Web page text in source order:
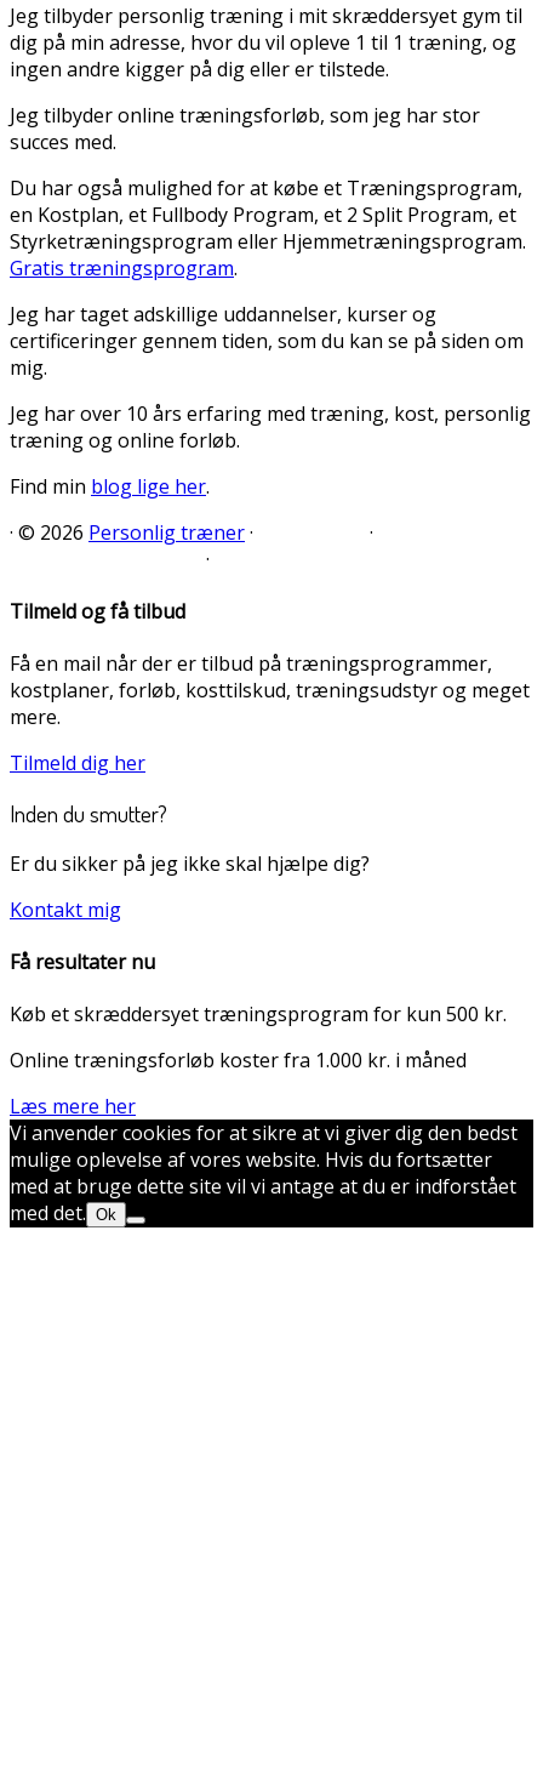
Jeg tilbyder personlig træning i mit skræddersyet gym til
dig på min adresse, hvor du vil opleve 1 til 1 træning, og
ingen andre kigger på dig eller er tilstede.
Jeg tilbyder online træningsforløb, som jeg har stor
succes med.
Du har også mulighed for at købe et Træningsprogram,
en Kostplan, et Fullbody Program, et 2 Split Program, et
Styrketræningsprogram eller Hjemmetræningsprogram.
Gratis træningsprogram.
Jeg har taget adskillige uddannelser, kurser og
certificeringer gennem tiden, som du kan se på siden om
mig.
Jeg har over 10 års erfaring med træning, kost, personlig
træning og online forløb.
Find min blog lige her.
· © 2026 Personlig træner·
·
·
Tilmeld og få tilbud
Få en mail når der er tilbud på træningsprogrammer,
kostplaner, forløb, kosttilskud, træningsudstyr og meget
mere.
Tilmeld dig her
Inden du smutter?
Er du sikker på jeg ikke skal hjælpe dig?
Kontakt mig
Få resultater nu
Køb et skræddersyet træningsprogram for kun 500 kr.
Online træningsforløb koster fra 1.000 kr. i måned
Læs mere her
Vi anvender cookies for at sikre at vi giver dig den bedst
mulige oplevelse af vores website. Hvis du fortsætter
med at bruge dette site vil vi antage at du er indforstået
med det. Ok